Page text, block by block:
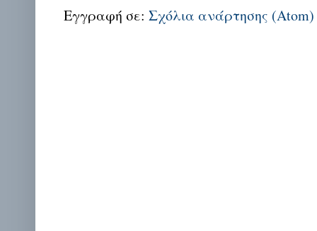
Εγγραφή σε: Σχόλια ανάρτησης (Atom)